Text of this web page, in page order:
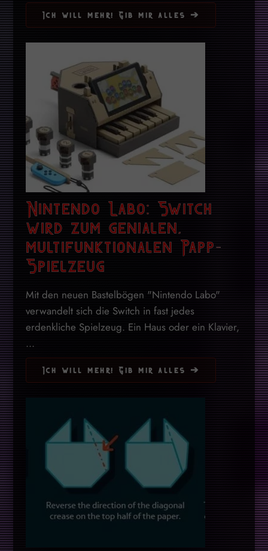
Ich will mehr! Gib mir alles ➔
Nintendo Labo: Switch
wird zum genialen,
multifunktionalen Papp-
Spielzeug
Mit den neuen Bastelbögen "Nintendo Labo"
verwandelt sich die Switch in fast jedes
erdenkliche Spielzeug. Ein Haus oder ein Klavier,
...
Ich will mehr! Gib mir alles ➔